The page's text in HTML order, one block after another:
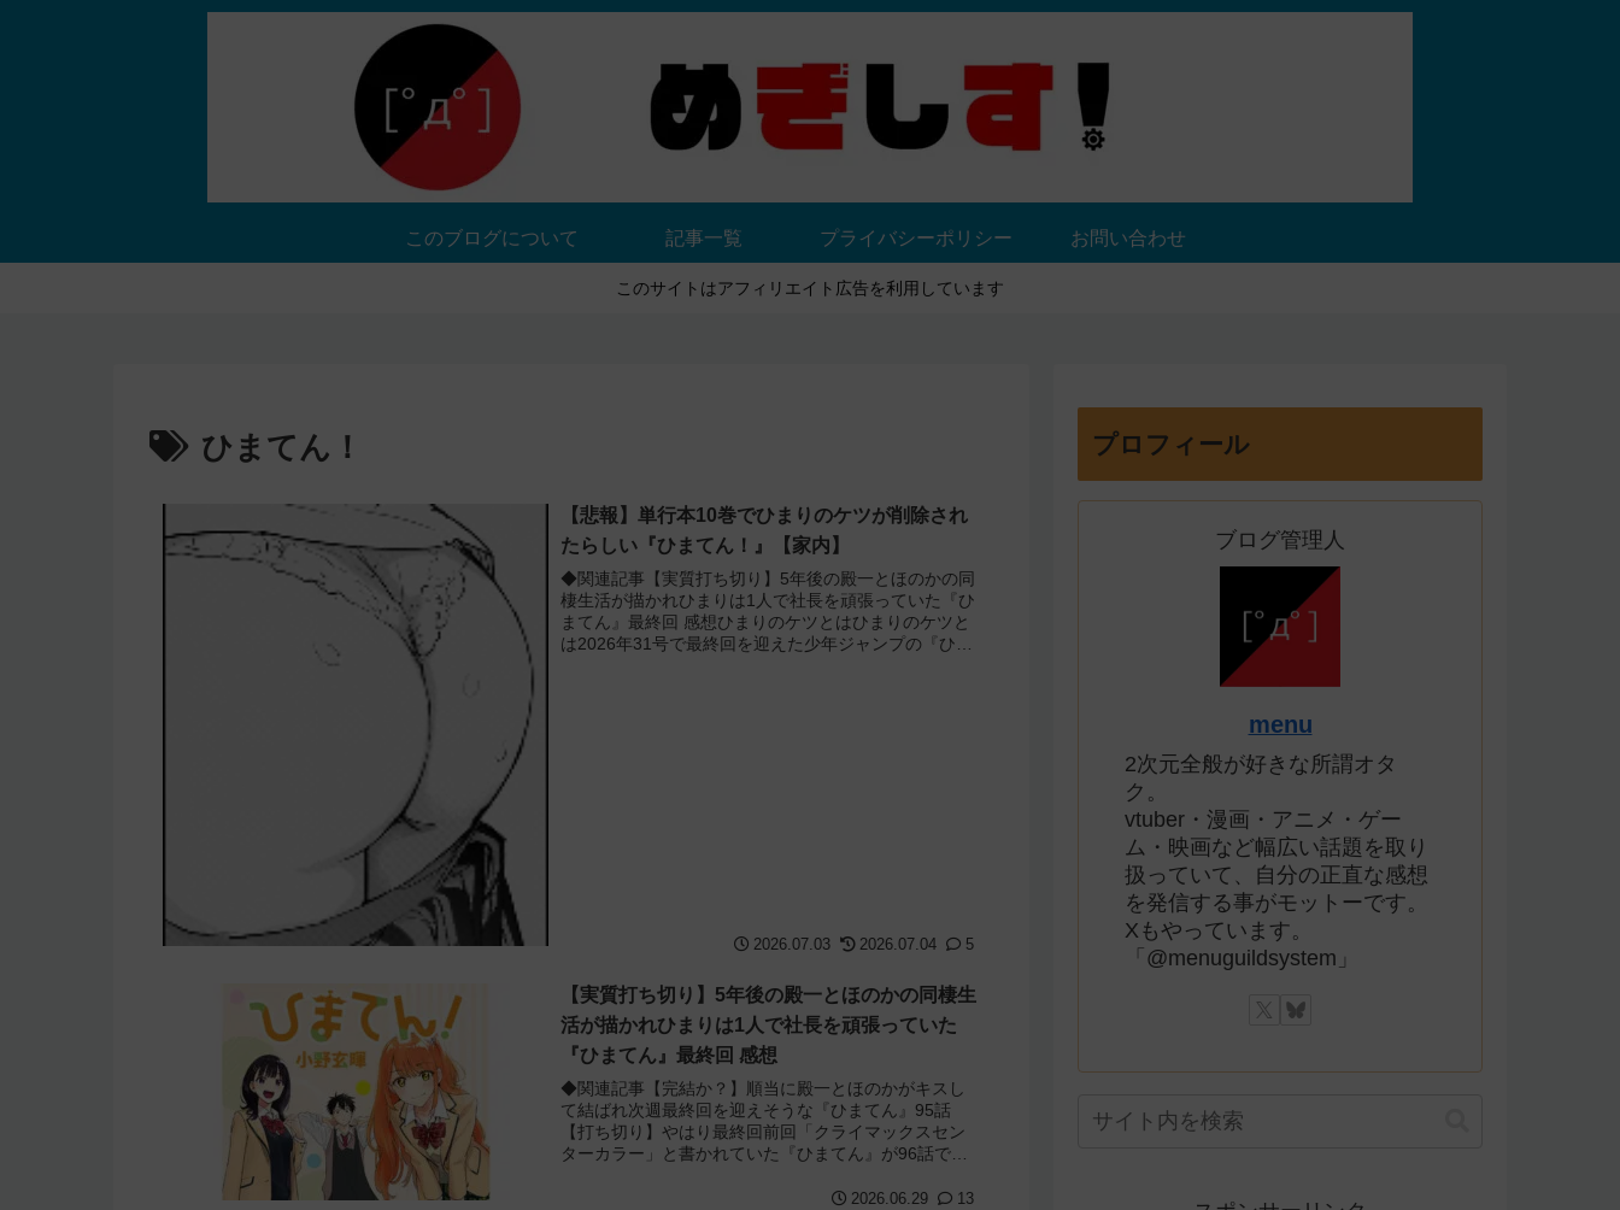
このブログについて 記事一覧 プライバシーポリシー お問い合わせ
このサイトはアフィリエイト広告を利用しています
ひまてん！
【悲報】単行本10巻でひまりのケツが削除され
たらしい『ひまてん！』【家内】
◆関連記事【実質打ち切り】5年後の殿一とほのかの同
棲生活が描かれひまりは1人で社長を頑張っていた『ひ
まてん』最終回 感想ひまりのケツとはひまりのケツと
は2026年31号で最終回を迎えた少年ジャンプの『ひま
2026.07.03 2026.07.04 5
【実質打ち切り】5年後の殿一とほのかの同棲生
活が描かれひまりは1人で社長を頑張っていた
『ひまてん』最終回 感想
◆関連記事【完結か？】順当に殿一とほのかがキスし
て結ばれ次週最終回を迎えそうな『ひまてん』95話
【打ち切り】やはり最終回前回「クライマックスセン
ターカラー」と書かれていた『ひまてん』が96話で最
2026.06.29 13
プロフィール
ブログ管理人
menu
2次元全般が好きな所謂オタ
ク。
vtuber・漫画・アニメ・ゲー
ム・映画など幅広い話題を取り
扱っていて、自分の正直な感想
を発信する事がモットーです。
Xもやっています。
「@menuguildsystem」